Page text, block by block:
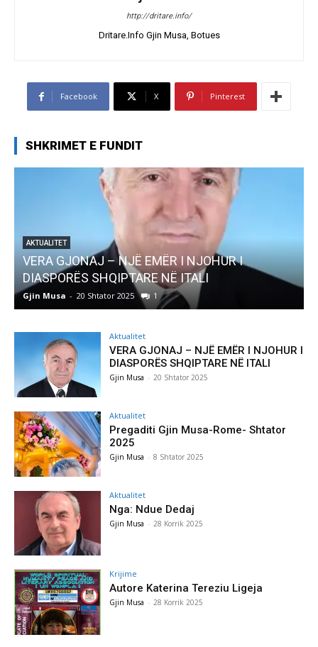
http://dritare.info/
Dritare.Info Gjin Musa, Botues
Facebook X Pinterest
SHKRIMET E FUNDIT
AKTUALITET
Pregaditi Gjin Musa-Rome- Shtator 2025
Gjin Musa - 8 Shtator 2025 0
Aktualitet
VERA GJONAJ – NJË EMËR I NJOHUR I
DIASPORËS SHQIPTARE NË ITALI
Gjin Musa - 20 Shtator 2025
Aktualitet
Pregaditi Gjin Musa-Rome- Shtator
2025
Gjin Musa - 8 Shtator 2025
Aktualitet
Nga: Ndue Dedaj
Gjin Musa - 28 Korrik 2025
Krijime
Autore Katerina Tereziu Ligeja
Gjin Musa - 28 Korrik 2025